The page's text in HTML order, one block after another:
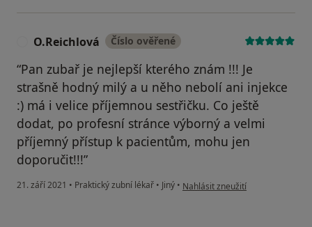
O.Reichlová Číslo ověřené
“Pan zubař je nejlepší kterého znám !!! Je
strašně hodný milý a u něho nebolí ani injekce
:) má i velice příjemnou sestřičku. Co ještě
dodat, po profesní stránce výborný a velmi
příjemný přístup k pacientům, mohu jen
doporučit!!!”
21. září 2021 • Praktický zubní lékař • Jiný • podle názoru uživatele
Nahlásit zneužití